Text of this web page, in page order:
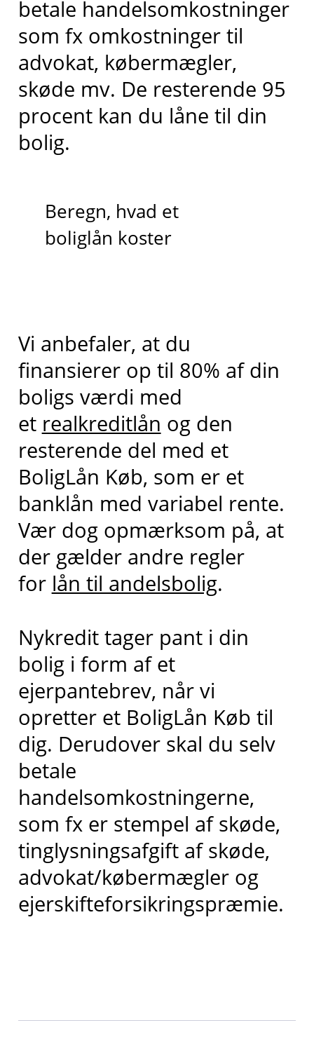
betale handelsomkostninger
som fx omkostninger til
advokat, købermægler,
skøde mv. De resterende 95
procent kan du låne til din
bolig.
Beregn, hvad et
boliglån koster
Vi anbefaler, at du
finansierer op til 80% af din
boligs værdi med
et realkreditlån og den
resterende del med et
BoligLån Køb, som er et
banklån med variabel rente.
Vær dog opmærksom på, at
der gælder andre regler
for lån til andelsbolig.
Nykredit tager pant i din
bolig i form af et
ejerpantebrev, når vi
opretter et BoligLån Køb til
dig. Derudover skal du selv
betale
handelsomkostningerne,
som fx er stempel af skøde,
tinglysningsafgift af skøde,
advokat/købermægler og
ejerskifteforsikringspræmie.